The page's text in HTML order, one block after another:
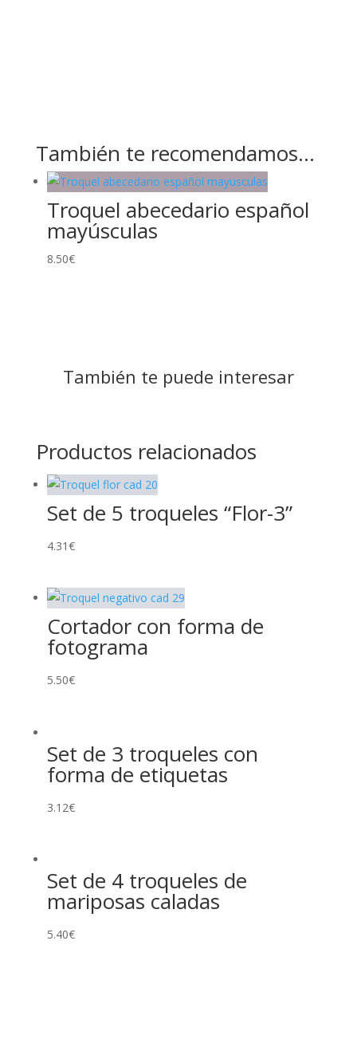
También te recomendamos…
Troquel abecedario español
mayúsculas
8.50€
También te puede interesar
Productos relacionados
Set de 5 troqueles “Flor-3”
4.31€
Cortador con forma de
fotograma
5.50€
Set de 3 troqueles con
forma de etiquetas
3.12€
Set de 4 troqueles de
mariposas caladas
5.40€